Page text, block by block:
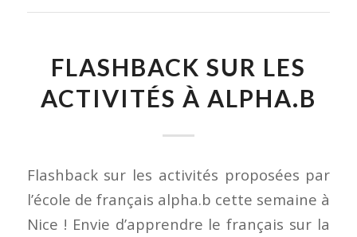
FLASHBACK SUR LES
ACTIVITÉS À ALPHA.B
Flashback sur les activités proposées par
l’école de français alpha.b cette semaine à
Nice ! Envie d’apprendre le français sur la